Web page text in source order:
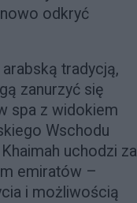
odkryć
tradycją,
zanurzyć się
spa z widokiem
Wschodu
uchodzi za
emiratów –
i możliwością